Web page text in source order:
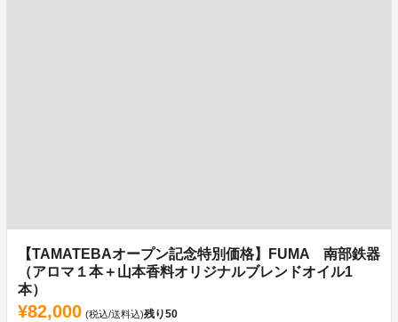
【TAMATEBAオープン記念特別価格】FUMA 南部鉄器
（アロマ１本＋山本香料オリジナルブレンドオイル1
本）
¥82,000 (税込/送料込)残り50